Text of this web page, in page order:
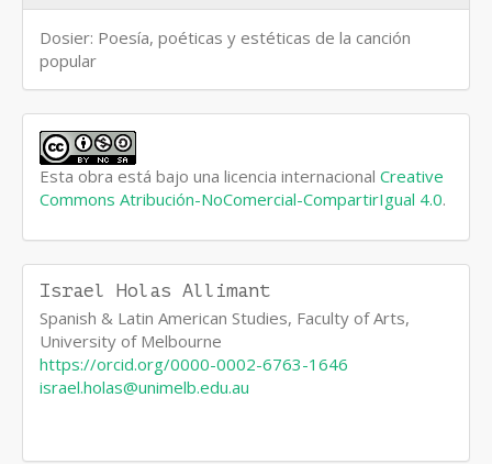
Dosier: Poesía, poéticas y estéticas de la canción
popular
Esta obra está bajo una licencia internacional Creative
Commons Atribución-NoComercial-CompartirIgual 4.0.
Israel Holas Allimant
Spanish & Latin American Studies, Faculty of Arts,
University of Melbourne
https://orcid.org/0000-0002-6763-1646
israel.holas@unimelb.edu.au